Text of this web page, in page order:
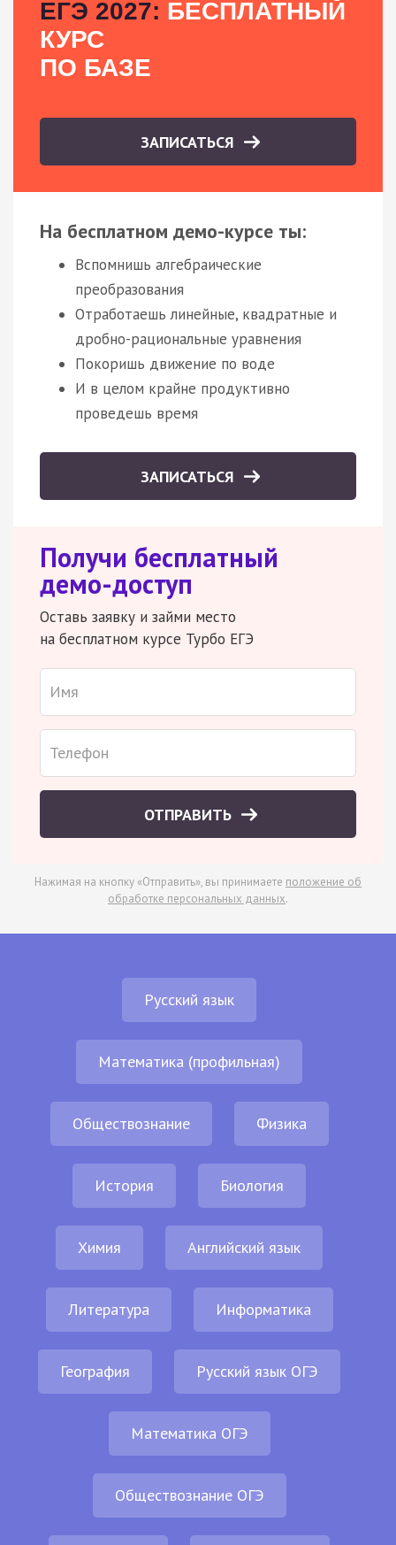
ЕГЭ 2027: БЕСПЛАТНЫЙ
КУРС
ПО БАЗЕ
ЗАПИСАТЬСЯ
На бесплатном демо-курсе ты:
Вспомнишь алгебраические
преобразования
Отработаешь линейные, квадратные и
дробно-рациональные уравнения
Покоришь движение по воде
И в целом крайне продуктивно
проведешь время
ЗАПИСАТЬСЯ
Получи бесплатный
демо-доступ
Оставь заявку и займи место
на бесплатном курсе Турбо ЕГЭ
ОТПРАВИТЬ
Нажимая на кнопку «Отправить», вы принимаете положение об
обработке персональных данных.
Русский язык
Математика (профильная)
Обществознание Физика
История Биология
Химия Английский язык
Литература Информатика
География Русский язык ОГЭ
Математика ОГЭ
Обществознание ОГЭ